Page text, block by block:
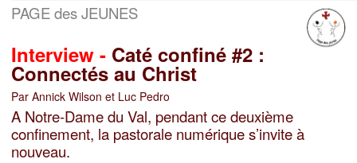
PAGE des JEUNES
Interview - Caté confiné #2 :
Connectés au Christ
Par Annick Wilson et Luc Pedro
A Notre-Dame du Val, pendant ce deuxième
confinement, la pastorale numérique s’invite à
nouveau.